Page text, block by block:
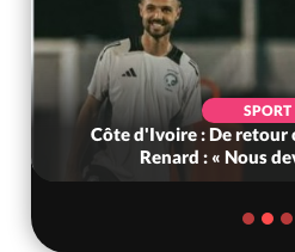
SPORT
Côte d'Ivoire : De retour
Renard : « Nous